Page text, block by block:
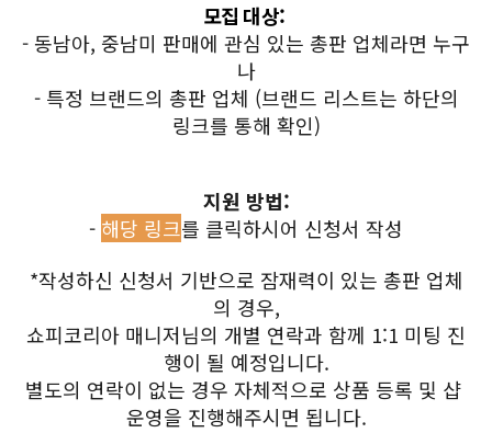
모집 대상:
- 동남아, 중남미 판매에 관심 있는 총판 업체라면 누구
나
- 특정 브랜드의 총판 업체 (브랜드 리스트는 하단의
링크를 통해 확인)
지원 방법:
- 해당 링크를 클릭하시어 신청서 작성
*작성하신 신청서 기반으로 잠재력이 있는 총판 업체
의 경우,
쇼피코리아 매니저님의 개별 연락과 함께 1:1 미팅 진
행이 될 예정입니다.
별도의 연락이 없는 경우 자체적으로 상품 등록 및 샵
운영을 진행해주시면 됩니다.